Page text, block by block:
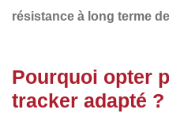
résistance à long terme
Pourquoi opter
tracker adapté ?